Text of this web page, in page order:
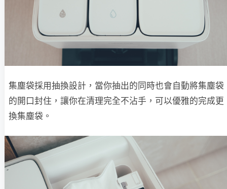
集塵袋採用抽換設計，當你抽出的同時也會自動將集塵袋
的開口封住，讓你在清理完全不沾手，可以優雅的完成更
換集塵袋。